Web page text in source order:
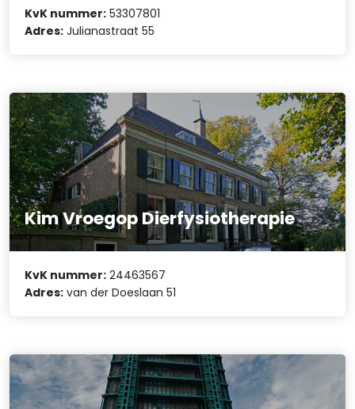
KvK nummer: 53307801
Adres: Julianastraat 55
Kim Vroegop Dierfysiotherapie
KvK nummer: 24463567
Adres: van der Doeslaan 51